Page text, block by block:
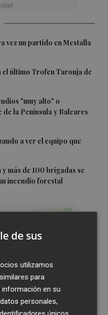
vez un partido en Mestalla
el último Trofeu Taronja de
"muy alto" o
la Península y Baleares
a ver el equipo que
más de 100 brigadas se
incendio forestal
de sus
utilizamos
para
información en su
personales,